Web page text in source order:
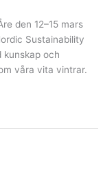
den 12–15 mars
Sustainability
kunskap och
våra vita vintrar.